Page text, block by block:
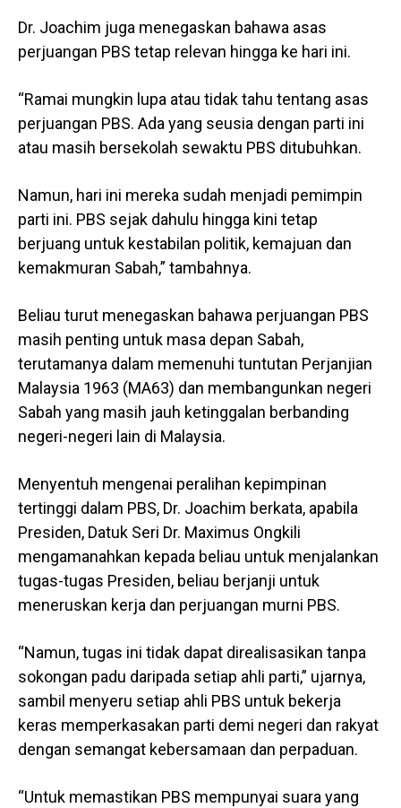
Dr. Joachim juga menegaskan bahawa asas
perjuangan PBS tetap relevan hingga ke hari ini.
“Ramai mungkin lupa atau tidak tahu tentang asas
perjuangan PBS. Ada yang seusia dengan parti ini
atau masih bersekolah sewaktu PBS ditubuhkan.
Namun, hari ini mereka sudah menjadi pemimpin
parti ini. PBS sejak dahulu hingga kini tetap
berjuang untuk kestabilan politik, kemajuan dan
kemakmuran Sabah,” tambahnya.
Beliau turut menegaskan bahawa perjuangan PBS
masih penting untuk masa depan Sabah,
terutamanya dalam memenuhi tuntutan Perjanjian
Malaysia 1963 (MA63) dan membangunkan negeri
Sabah yang masih jauh ketinggalan berbanding
negeri-negeri lain di Malaysia.
Menyentuh mengenai peralihan kepimpinan
tertinggi dalam PBS, Dr. Joachim berkata, apabila
Presiden, Datuk Seri Dr. Maximus Ongkili
mengamanahkan kepada beliau untuk menjalankan
tugas-tugas Presiden, beliau berjanji untuk
meneruskan kerja dan perjuangan murni PBS.
“Namun, tugas ini tidak dapat direalisasikan tanpa
sokongan padu daripada setiap ahli parti,” ujarnya,
sambil menyeru setiap ahli PBS untuk bekerja
keras memperkasakan parti demi negeri dan rakyat
dengan semangat kebersamaan dan perpaduan.
“Untuk memastikan PBS mempunyai suara yang